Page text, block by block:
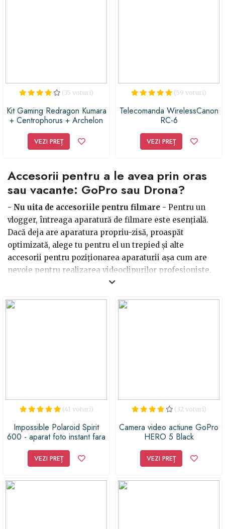
(35 voturi)
Kit Gaming Redragon Kumara
+ Centrophorus + Archelon
VEZI PREȚ
(59 voturi)
Telecomanda WirelessCanon
RC-6
VEZI PREȚ
Accesorii pentru a le avea prin oras
sau vacante: GoPro sau Drona?
- Nu uita de accesoriile pentru filmare - Pentru un
vlogger, întreaga aparatură de filmare este esențială.
Dacă deja are aparatura propriu-zisă, proaspăt
optimizată, alege tu pentru el un trepied și alte
accesorii pentru poziționarea aparaturii așa cum are
nevoie pentru realizarea videoclipurilor profesioniste.
În această categorie intră și accesoriile pentru
speciale, pe care i le poți oferi.
(41 voturi)
Impossible Polaroid Spirit
600 - aparat foto instant fara
600 - aparat foto instant fara
blitz
VEZI PREȚ
(32 voturi)
Camera video actiune GoPro
HERO 5 Black
VEZI PREȚ